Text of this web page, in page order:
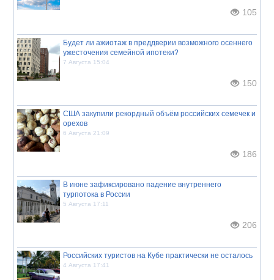
105
Будет ли ажиотаж в преддверии возможного осеннего
ужесточения семейной ипотеки?
7 Августа 15:04
150
США закупили рекордный объём российских семечек и
орехов
6 Августа 21:09
186
В июне зафиксировано падение внутреннего
турпотока в России
5 Августа 17:11
206
Российских туристов на Кубе практически не осталось
4 Августа 17:41